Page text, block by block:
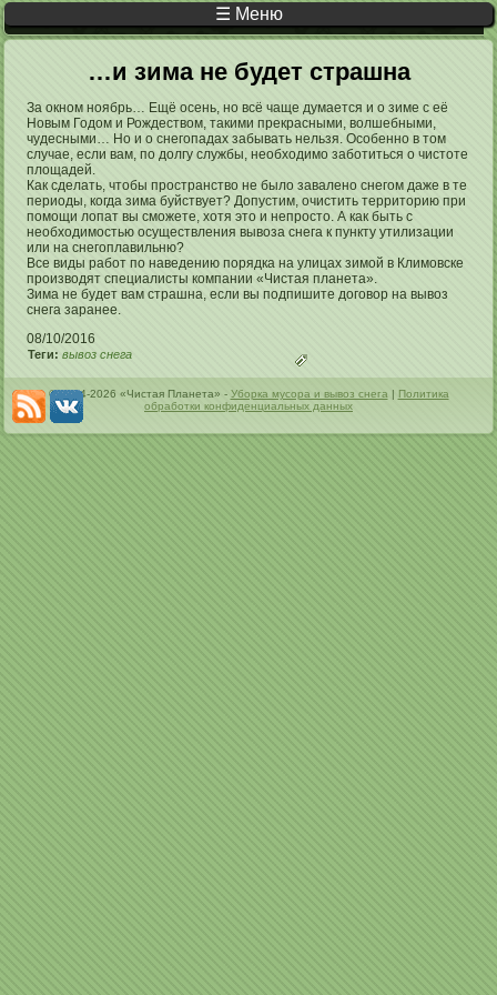
☰ Меню
Вы здесь…и зима не будет страшна
За окном ноябрь… Ещё осень, но всё чаще думается и о зиме с её
Новым Годом и Рождеством, такими прекрасными, волшебными,
чудесными… Но и о снегопадах забывать нельзя. Особенно в том
случае, если вам, по долгу службы, необходимо заботиться о чистоте
площадей.
Как сделать, чтобы пространство не было завалено снегом даже в те
периоды, когда зима буйствует? Допустим, очистить территорию при
помощи лопат вы сможете, хотя это и непросто. А как быть с
необходимостью осуществления вывоза снега к пункту утилизации
или на снегоплавильню?
Все виды работ по наведению порядка на улицах зимой в Климовске
производят специалисты компании «Чистая планета».
Зима не будет вам страшна, если вы подпишите договор на вывоз
снега заранее.
08/10/2016
Теги: вывоз снега
© 2004-2026 «Чистая Планета» - Уборка мусора и вывоз снега | Политика
обработки конфиденциальных данных